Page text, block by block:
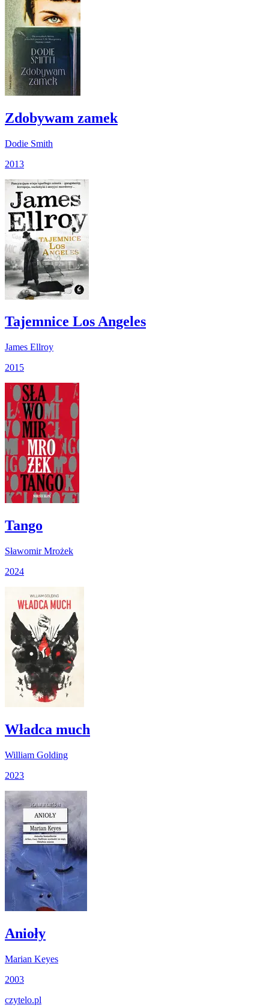
Zdobywam zamek
Dodie Smith
2013
Tajemnice Los Angeles
James Ellroy
2015
Tango
Sławomir Mrożek
2024
Władca much
William Golding
2023
Anioły
Marian Keyes
2003
czytelo.pl